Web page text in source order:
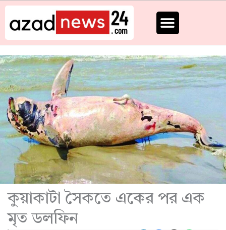
Skip
content
কুয়াকাটা সৈকতে একের পর এক
মৃত ডলফিন